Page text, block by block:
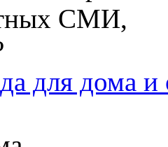
для дома и